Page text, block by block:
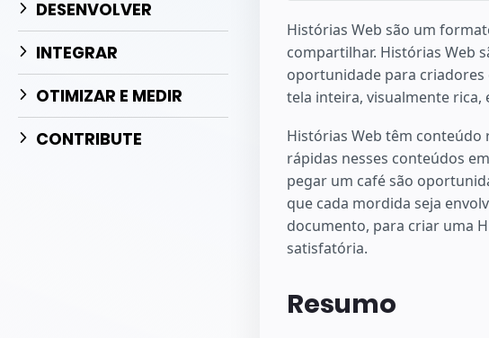
DESENVOLVER
INTEGRAR
OTIMIZAR E MEDIR
CONTRIBUTE
Histórias Web são um
compartilhar. Histórias Web
oportunidade para
tela inteira, visualmente
Histórias Web têm conteúdo
rápidas nesses conteúdos
pegar um café são
que cada mordida seja
documento, para criar uma
satisfatória.
Resumo